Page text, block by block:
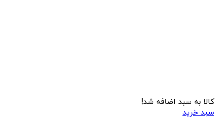
کالا به سبد اضافه شد!
سبد خرید